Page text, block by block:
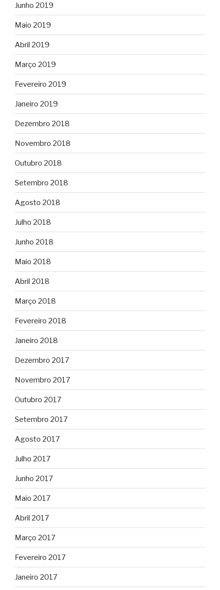
Junho 2019
Maio 2019
Abril 2019
Março 2019
Fevereiro 2019
Janeiro 2019
Dezembro 2018
Novembro 2018
Outubro 2018
Setembro 2018
Agosto 2018
Julho 2018
Junho 2018
Maio 2018
Abril 2018
Março 2018
Fevereiro 2018
Janeiro 2018
Dezembro 2017
Novembro 2017
Outubro 2017
Setembro 2017
Agosto 2017
Julho 2017
Junho 2017
Maio 2017
Abril 2017
Março 2017
Fevereiro 2017
Janeiro 2017